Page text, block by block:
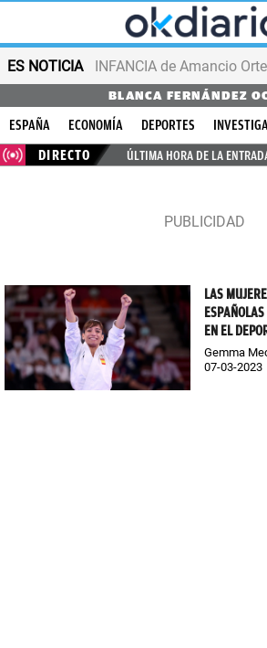
ES NOTICIA INFANCIA de Amancio
BLANCA FERNÁNDEZ
ESPAÑA ECONOMÍA DEPORTES
DIRECTO
ÚLTIMA HORA DE LA
LAS
EN EL
Gemma
07-03-2023